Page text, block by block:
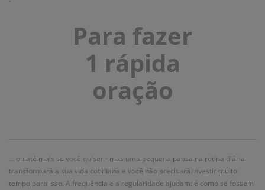
Para fazer
1 rápida
oração
... ou até mais se você quiser - mas uma pequena pausa na rotina diária
transformará a sua vida cotidiana e você não precisará investir muito
tempo para isso. A frequência e a regularidade ajudam: é como se fossem